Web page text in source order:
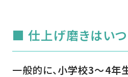
■ 仕上げ磨きはいつ
一般的に、小学校3～4年